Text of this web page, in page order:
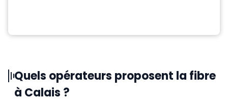
Quels opérateurs proposent la fibre
à Calais ?